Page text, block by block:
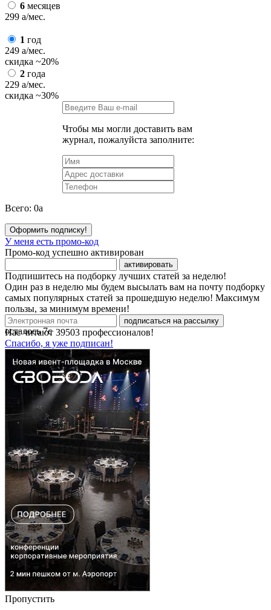
6 месяцев
299 a/мес.
1 год
249 a/мес.
скидка ~20%
2 года
229 a/мес.
скидка ~30%
Чтобы мы могли доставить вам
журнал, пожалуйста заполните:
Всего: 0a
Оформить подписку!
У меня есть промо-код
Промо-код успешно активирован
активировать
Подпишитесь на подборку лучших статей за неделю!
Один раз в неделю мы будем высылать вам на почту подборку
самых популярных статей за прошедшую неделю! Максимум
пользы, за минимум времени!
подписаться на рассылку
Нас читают 39503 профессионалов!
Спасибо, я уже подписан!
осталось7с
Пропустить